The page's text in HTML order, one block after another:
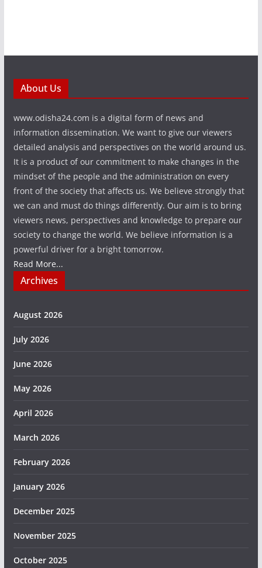
About Us
www.odisha24.com is a digital form of news and
information dissemination. We want to give our viewers
detailed analysis and perspectives on the world around us.
It is a product of our commitment to make changes in the
mindset of the people and the administration on every
front of the society that affects us. We believe strongly that
we can and must do things differently. Our aim is to bring
viewers news, perspectives and knowledge to prepare our
society to change the world. We believe information is a
powerful driver for a bright tomorrow.
Read More...
Archives
August 2026
July 2026
June 2026
May 2026
April 2026
March 2026
February 2026
January 2026
December 2025
November 2025
October 2025